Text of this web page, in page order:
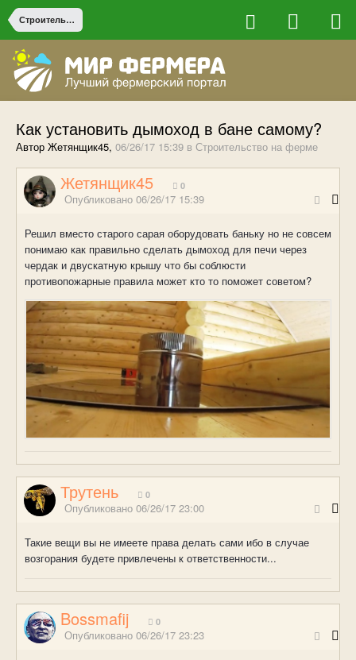
Строительство на ферме
Как установить дымоход в бане самому?
Автор Жетянщик45, 06/26/17 15:39 в Строительство на ферме
Жетянщик45 0
Опубликовано 06/26/17 15:39
Решил вместо старого сарая оборудовать баньку но не совсем
понимаю как правильно сделать дымоход для печи через
чердак и двускатную крышу что бы соблюсти
противопожарные правила может кто то поможет советом?
Трутень 0
Опубликовано 06/26/17 23:00
Такие вещи вы не имеете права делать сами ибо в случае
возгорания будете привлечены к ответственности...
Bossmafij 0
Опубликовано 06/26/17 23:23